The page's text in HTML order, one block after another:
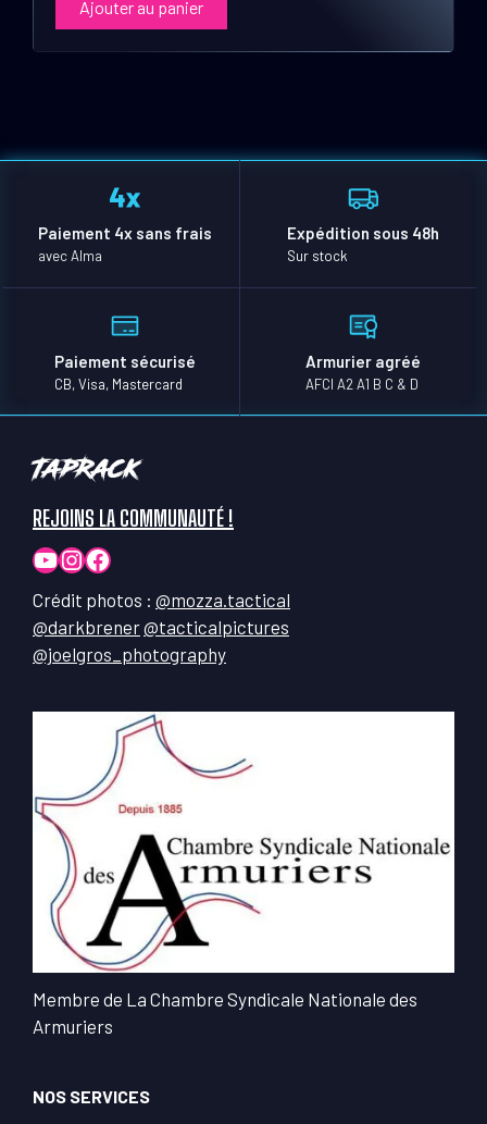
Ajouter au panier
Paiement 4x sans frais
avec Alma
Expédition sous 48h
Sur stock
Paiement sécurisé
CB, Visa, Mastercard
Armurier agréé
AFCI A2 A1 B C & D
TapRack
REJOINS LA COMMUNAUTÉ !
YouTube
Instagram
Facebook
Crédit photos : @mozza.tactical
@darkbrener@tacticalpictures
@joelgros_photography
Membre de La Chambre Syndicale Nationale des
Armuriers
NOS SERVICES